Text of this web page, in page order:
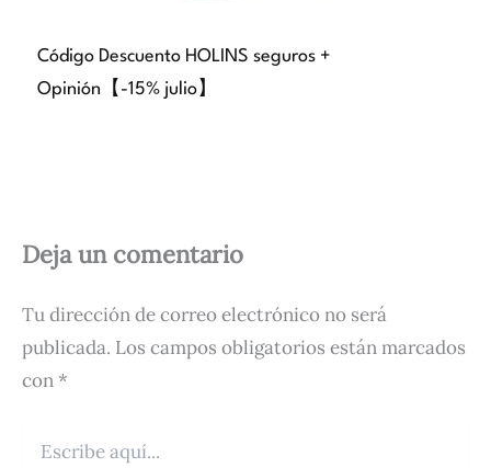
Código Descuento HOLINS seguros +
Opinión【-15% julio】
Deja un comentario
Tu dirección de correo electrónico no será
publicada. Los campos obligatorios están marcados
con*
aquí...